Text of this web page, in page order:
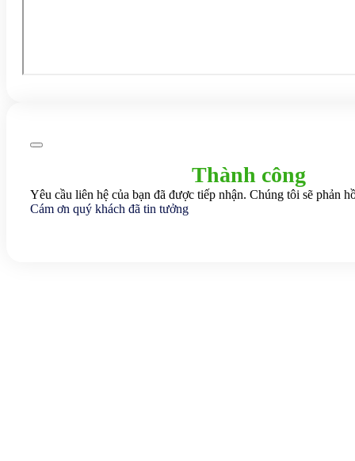
Thành công
Yêu cầu liên hệ của bạn đã được tiếp nhận. Chúng tôi sẽ phản
Cám ơn quý khách đã tin tưởng